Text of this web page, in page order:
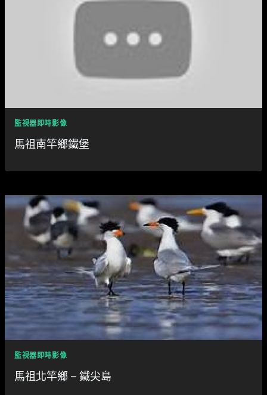
監視器即時影像
馬祖南竿鄉鐵堡
監視器即時影像
馬祖北竿鄉 – 鐵尖島